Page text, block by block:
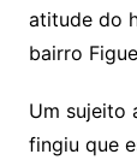
atitude do
bairro
Um sujeito
fingiu que